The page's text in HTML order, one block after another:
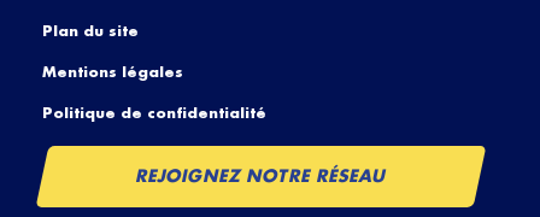
Plan du site
Mentions légales
Politique de confidentialité
REJOIGNEZ NOTRE RÉSEAU